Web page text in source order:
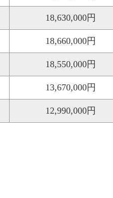
18,630,000円
18,660,000円
18,550,000円
13,670,000円
12,990,000円